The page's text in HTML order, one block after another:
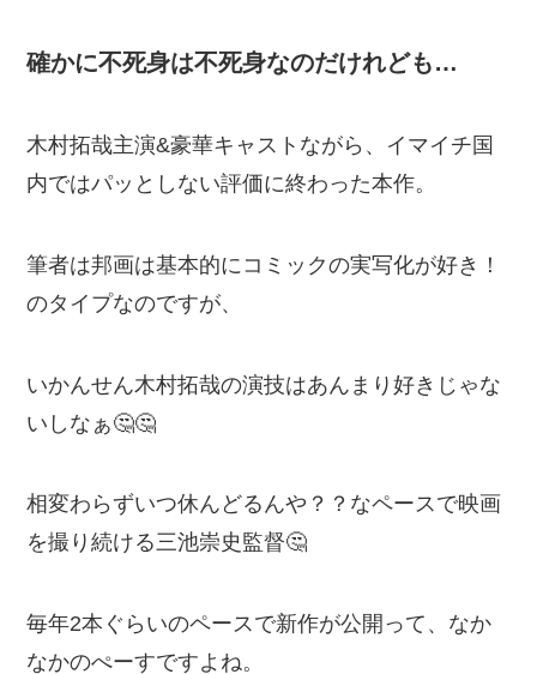
確かに不死身は不死身なのだけれども…
木村拓哉主演&豪華キャストながら、イマイチ国
内ではパッとしない評価に終わった本作。
筆者は邦画は基本的にコミックの実写化が好き！
のタイプなのですが、
いかんせん木村拓哉の演技はあんまり好きじゃな
いしなぁ🤔🤔
相変わらずいつ休んどるんや？？なペースで映画
を撮り続ける三池崇史監督🤔
毎年2本ぐらいのペースで新作が公開って、なか
なかのぺーすですよね。